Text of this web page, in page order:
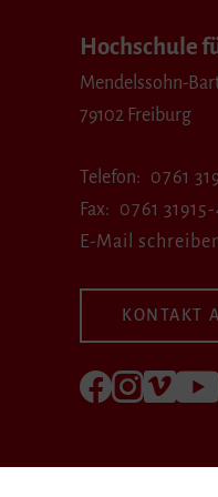
Hochschule
Mendelssohn-
79102 Freiburg
Telefon
0761
Fax
0761
E-Mail
KONTAKT
Folgen Sie
Folgen